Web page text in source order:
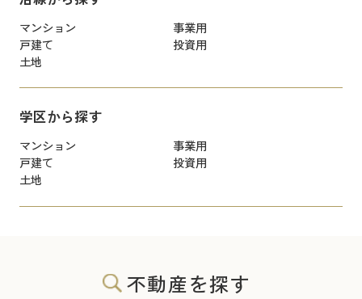
マンション
事業用
戸建て
投資用
土地
学区から探す
マンション
事業用
戸建て
投資用
土地
不動産を探す